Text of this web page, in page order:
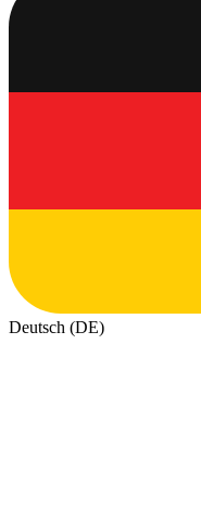
Deutsch (DE)